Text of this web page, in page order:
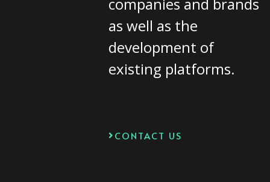
as well as the
development of
existing platforms.
CONTACT US